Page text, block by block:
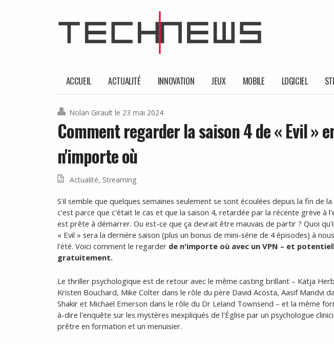
ACCUEIL ACTUALITÉ INNOVATION JEUX MOBILE LOGICIEL
Nolan Girault le 23 mai 2024
Comment regarder la saison 4 de « Evil »
n'importe où
Actualité, Streaming
S'il semble que quelques semaines seulement se sont écoulées depuis la fin de la
c'est parce que c'était le cas et que la saison 4, retardée par la récente grève à
est prête à démarrer. Ou est-ce que ça devrait être mauvais de partir ? Quoi
« Evil » sera la dernière saison (plus un bonus de mini-série de 4 épisodes) à
l'été. Voici comment le regarder de n'importe où avec un VPN – et
gratuitement.
Le thriller psychologique est de retour avec le même casting brillant – Katja
Kristen Bouchard, Mike Colter dans le rôle du père David Acosta, Aasif Mandvi
Shakir et Michael Emerson dans le rôle du Dr Leland Townsend – et la même
à-dire l'enquête sur les mystères inexpliqués de l'Église par un psychologue
prêtre en formation et un menuisier.